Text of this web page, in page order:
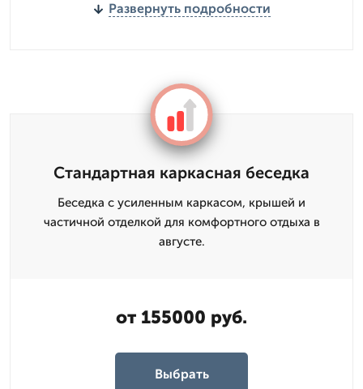
Развернуть подробности
Стандартная каркасная беседка
Беседка с усиленным каркасом, крышей и
частичной отделкой для комфортного отдыха в
августе.
от 155000 руб.
Выбрать